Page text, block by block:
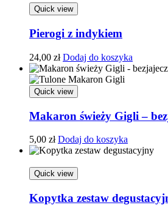
Quick view
Pierogi z indykiem
24,00 zł Dodaj do koszyka
Quick view
Makaron świeży Gigli –
5,00 zł Dodaj do koszyka
Quick view
Kopytka zestaw